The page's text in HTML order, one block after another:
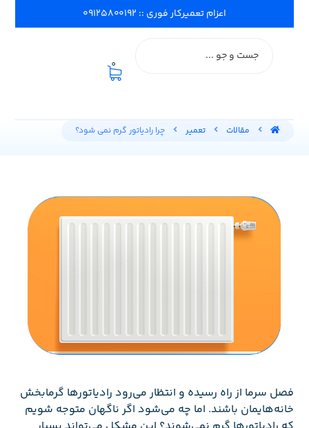
اعزام تعمیرکار فوری :: ۰۹۱۲۵۸۰۰۱۹۲
0
مقالات تعمیر چرا رادیاتور گرم نمی شود؟
فصل سرما از راه رسیده و انتظار می‌رود رادیاتورها گرمابخش
خانه‌هایمان باشند. اما چه می‌شود اگر ناگهان متوجه شویم